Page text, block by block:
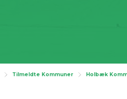
Tilmeldte Kommuner Holbæk